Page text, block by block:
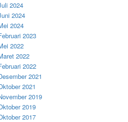
2024
2024
2024
2023
2022
2022
2022
2021
2021
2019
2019
2017